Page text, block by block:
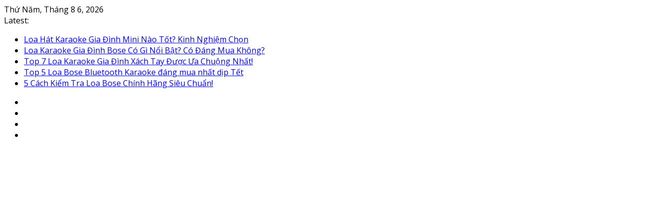
Skip
to
Thứ Năm, Tháng 8 6, 2026
Latest:
Loa Hát Karaoke Gia Đình Mini Nào Tốt? Kinh Nghiệm Chọn
Loa Karaoke Gia Đình Bose Có Gì Nổi Bật? Có Đáng Mua Không?
Top 7 Loa Karaoke Gia Đình Xách Tay Được Ưa Chuộng Nhất!
Top 5 Loa Bose Bluetooth Karaoke đáng mua nhất dịp Tết
5 Cách Kiểm Tra Loa Bose Chính Hãng Siêu Chuẩn!